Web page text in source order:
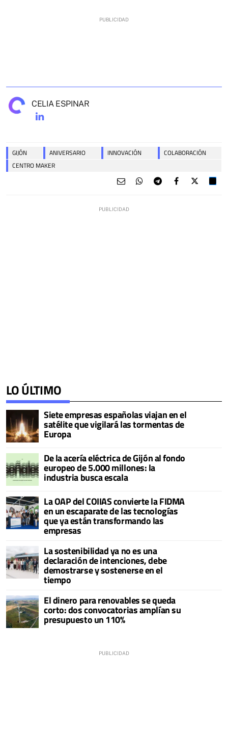
CELIA ESPINAR
GIJÓN ANIVERSARIO INNOVACIÓN
COLABORACIÓN
CENTRO MAKER
LO ÚLTIMO
Siete empresas españolas viajan en el
satélite que vigilará las tormentas de
Europa
De la acería eléctrica de Gijón al fondo
europeo de 5.000 millones: la
industria busca escala
La OAP del COIIAS convierte la FIDMA
en un escaparate de las tecnologías
que ya están transformando las
empresas
La sostenibilidad ya no es una
declaración de intenciones, debe
demostrarse y sostenerse en el
tiempo
El dinero para renovables se queda
corto: dos convocatorias amplían su
presupuesto un 110%